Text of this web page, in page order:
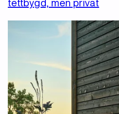
tettbygd, men privat